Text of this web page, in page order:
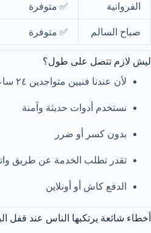
الفروانية ✅ متوفرة
صباح السالم ✅ متوفرة
ليش لازم تتصل على طول؟
لأن عندنا فنيين متواجدين ٢٤ ساعة
نستخدم أدوات حديثة وآمنة
بدون كسر أو ضرر
تقدر تطلب الخدمة عن طريق
الدفع كاش أو أونلاين
أخطاء شائعة يرتكبها الناس عند قفل